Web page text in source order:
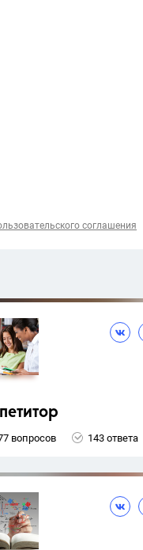
соглашения
вопросов 143 ответа